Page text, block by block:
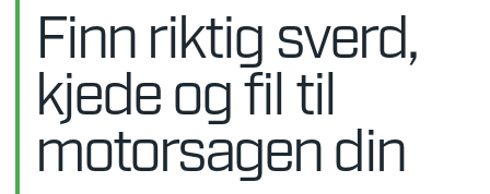
Finn riktig sverd,
kjede og fil til
motorsagen din